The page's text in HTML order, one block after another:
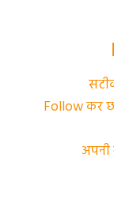
Follow कर